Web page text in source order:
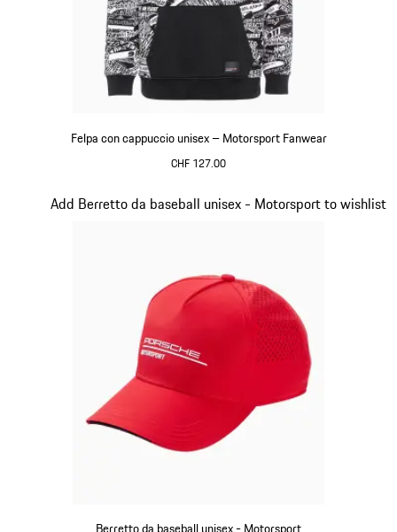
Felpa con cappuccio unisex – Motorsport Fanwear
CHF 127.00
Add Berretto da baseball unisex - Motorsport to wishlist
Diapositiva 2 di 20